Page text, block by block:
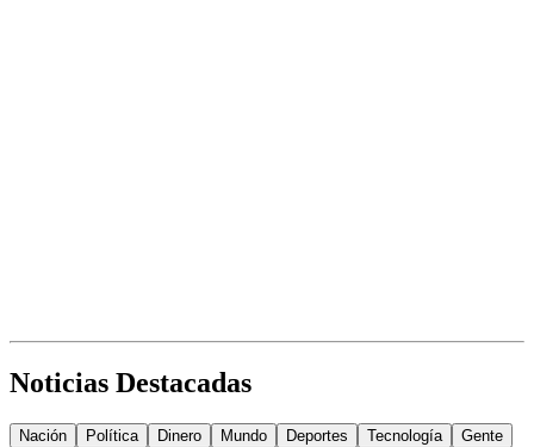
Noticias Destacadas
Nación Política Dinero Mundo Deportes Tecnología Gente